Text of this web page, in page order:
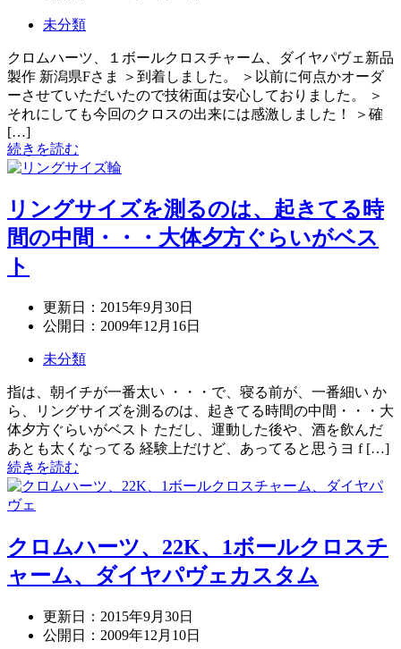
未分類
クロムハーツ、１ボールクロスチャーム、ダイヤパヴェ新品
製作 新潟県Fさま ＞到着しました。 ＞以前に何点かオーダ
ーさせていただいたので技術面は安心しておりました。 ＞
それにしても今回のクロスの出来には感激しました！ ＞確
[…]
続きを読む
リングサイズを測るのは、起きてる時
間の中間・・・大体夕方ぐらいがベス
ト
更新日： 2015年9月30日
公開日： 2009年12月16日
未分類
指は、朝イチが一番太い ・・・で、寝る前が、一番細い か
ら、リングサイズを測るのは、起きてる時間の中間・・・大
体夕方ぐらいがベスト ただし、運動した後や、酒を飲んだ
あとも太くなってる 経験上だけど、あってると思うヨ f […]
続きを読む
クロムハーツ、22K、1ボールクロスチ
ャーム、ダイヤパヴェカスタム
更新日： 2015年9月30日
公開日： 2009年12月10日